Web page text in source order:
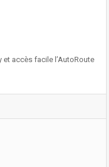
et accès facile l’AutoRoute